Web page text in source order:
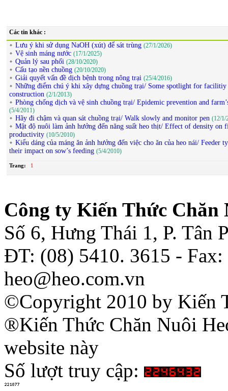
Các tin khác :
Lưu ý khi sử dụng NaOH (xút) để sát trùng (27/1/2026)
Vệ sinh máng nước (17/1/2025)
Quản lý sau phối (28/10/2020)
Cấu tạo nền chuồng (20/10/2020)
Giải quyết vấn đề dịch bệnh trong nông trại (25/4/2016)
Những điểm chú ý khi xây dựng chuồng trại/ Some spotlight for facilitiy
construction (2/1/2013)
Phòng chống dịch và vệ sinh chuồng trại/ Epidemic prevention and
(5/4/2011)
Hãy đi chậm và quan sát chuồng trại/ Walk slowly and monitor pen (12/1/
Mật độ nuôi làm ảnh hưởng đến năng suất heo thịt/ Effect of density on
productivity (10/5/2010)
Kiểu dáng của máng ăn ảnh hưởng đến việc cho ăn của heo nái/ Feeder
their impact on sow’s feeding (5/4/2010)
Trang: 1
Công ty Kiến Thức Chăn
Số 6, Hưng Thái 1, P. Tân
ĐT: (08) 5410. 3615 -
heo@heo.com.vn
©Copyright 2010 by Kiến
®Kiến Thức Chăn Nuôi
website này
Số lượt truy cập: